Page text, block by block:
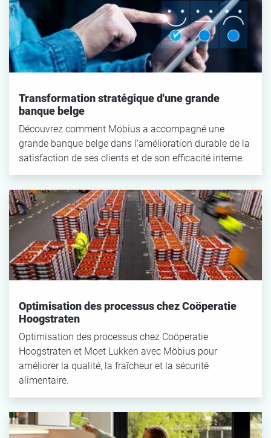
Transformation stratégique d'une grande
banque belge
Découvrez comment Möbius a accompagné une
grande banque belge dans l’amélioration durable de la
satisfaction de ses clients et de son efficacité interne.
Optimisation des processus chez Coöperatie
Hoogstraten
Optimisation des processus chez Coöperatie
Hoogstraten et Moet Lukken avec Möbius pour
améliorer la qualité, la fraîcheur et la sécurité
alimentaire.